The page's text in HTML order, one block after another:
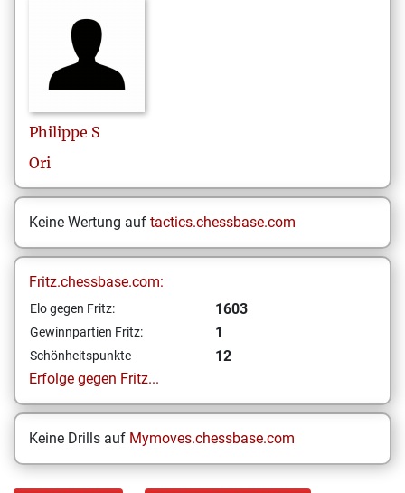
Philippe S
Ori
Keine Wertung auf tactics.chessbase.com
Fritz.chessbase.com:
Elo gegen Fritz: 1603
Gewinnpartien Fritz: 1
Schönheitspunkte
12
Erfolge gegen Fritz...
Keine Drills auf Mymoves.chessbase.com